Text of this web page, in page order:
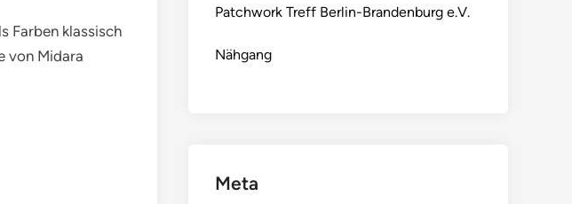
Farben klassisch
von Midara
Patchwork Treff Berlin-Brandenburg e.V.
Nähgang
Meta